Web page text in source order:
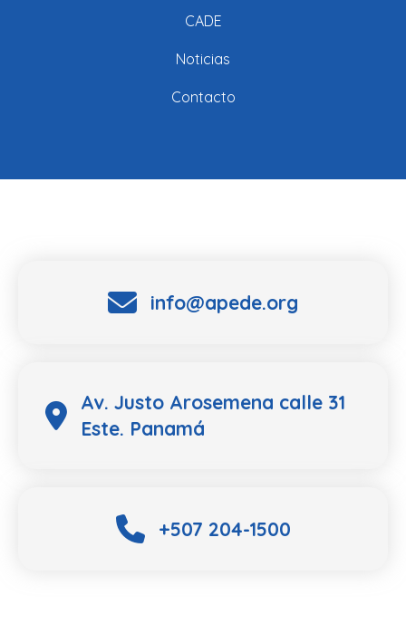
CADE
Noticias
Contacto
info@apede.org
Av. Justo Arosemena calle 31
Este. Panamá
+507 204-1500